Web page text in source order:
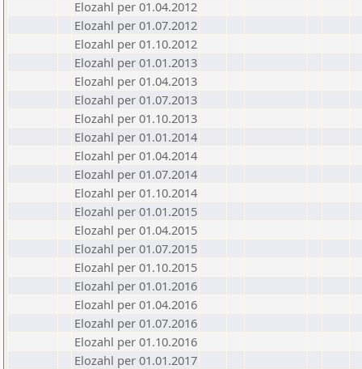
Elozahl per 01.04.2012
Elozahl per 01.07.2012
Elozahl per 01.10.2012
Elozahl per 01.01.2013
Elozahl per 01.04.2013
Elozahl per 01.07.2013
Elozahl per 01.10.2013
Elozahl per 01.01.2014
Elozahl per 01.04.2014
Elozahl per 01.07.2014
Elozahl per 01.10.2014
Elozahl per 01.01.2015
Elozahl per 01.04.2015
Elozahl per 01.07.2015
Elozahl per 01.10.2015
Elozahl per 01.01.2016
Elozahl per 01.04.2016
Elozahl per 01.07.2016
Elozahl per 01.10.2016
Elozahl per 01.01.2017